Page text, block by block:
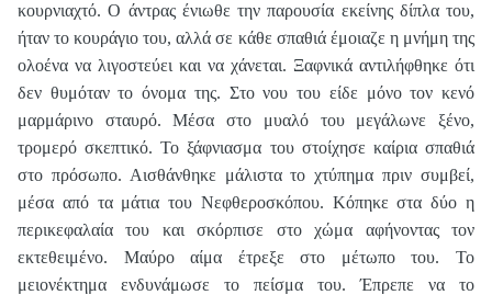
κουρνιαχτό. Ο άντρας ένιωθε την παρουσία εκείνης δίπλα του,
ήταν το κουράγιο του, αλλά σε κάθε σπαθιά έμοιαζε η μνήμη της
ολοένα να λιγοστεύει και να χάνεται. Ξαφνικά αντιλήφθηκε ότι
δεν θυμόταν το όνομα της. Στο νου του είδε μόνο τον κενό
μαρμάρινο σταυρό. Μέσα στο μυαλό του μεγάλωνε ξένο,
τρομερό σκεπτικό. Το ξάφνιασμα του στοίχησε καίρια σπαθιά
στο πρόσωπο. Αισθάνθηκε μάλιστα το χτύπημα πριν συμβεί,
μέσα από τα μάτια του Νεφθεροσκόπου. Κόπηκε στα δύο η
περικεφαλαία του και σκόρπισε στο χώμα αφήνοντας τον
εκτεθειμένο. Μαύρο αίμα έτρεξε στο μέτωπο του. Το
μειονέκτημα ενδυνάμωσε το πείσμα του. Έπρεπε να το